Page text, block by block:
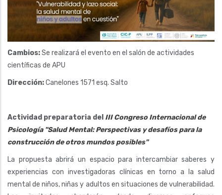
Cambios:Se realizará el evento en el salón de actividades
científicas de APU
Dirección:Canelones 1571 esq. Salto
Actividad preparatoria del III Congreso Internacional de
Psicología "Salud Mental: Perspectivas y desafíos para la
construcción de otros mundos posibles"
La propuesta abrirá un espacio para intercambiar saberes y
experiencias con investigadoras clínicas en torno a la salud
mental de niños, niñas y adultos en situaciones de vulnerabilidad.